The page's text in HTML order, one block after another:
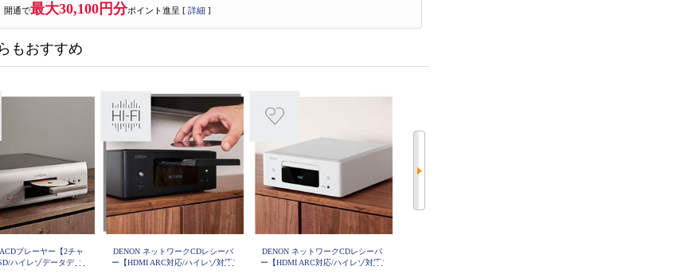
開通で最大30,100円分ポイント進呈 [ 詳細 ]
もおすすめ
プレーヤー【2チャ
ハイレゾデータディ
DENON ネットワークCDレシーバ
ー【HDMI ARC対応/ハイレゾ対応/
DENON ネットワークCDレシーバ
ー【HDMI ARC対応/ハイレゾ対応/